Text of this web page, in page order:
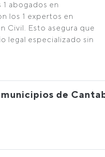
abogados en
los 1 expertos en
Civil. Esto asegura que
legal especializado sin
de